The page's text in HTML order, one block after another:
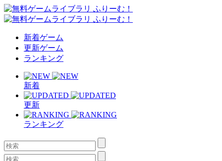
新着ゲーム
更新ゲーム
ランキング
新着
更新
ランキング